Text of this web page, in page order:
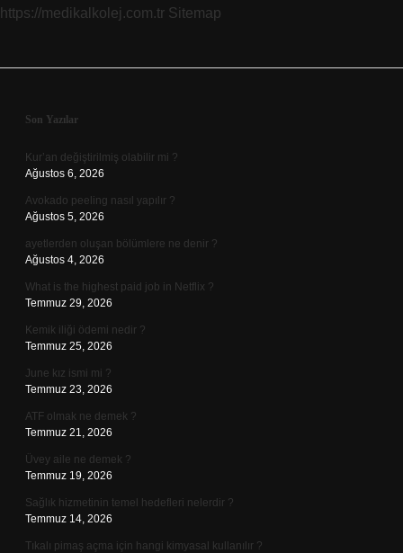
https://medikalkolej.com.tr Sitemap
Sidebar
Son Yazılar
Kur’an değiştirilmiş olabilir mi ?
Ağustos 6, 2026
Avokado peeling nasıl yapılır ?
Ağustos 5, 2026
ayetlerden oluşan bölümlere ne denir ?
Ağustos 4, 2026
What is the highest paid job in Netflix ?
Temmuz 29, 2026
Kemik iliği ödemi nedir ?
Temmuz 25, 2026
June kız ismi mi ?
Temmuz 23, 2026
ATF olmak ne demek ?
Temmuz 21, 2026
Üvey aile ne demek ?
Temmuz 19, 2026
Sağlık hizmetinin temel hedefleri nelerdir ?
Temmuz 14, 2026
Tıkalı pimaş açma için hangi kimyasal kullanılır ?